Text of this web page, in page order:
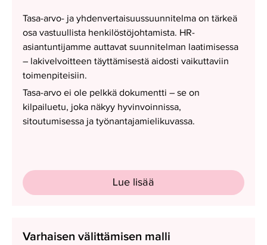
Tasa-arvo- ja yhdenvertaisuus­suunnitelma on tärkeä
osa vastuullista henkilöstöjohtamista. HR-
asiantuntijamme auttavat suunnitelman laatimisessa
– lakivelvoitteen täyttämisestä aidosti vaikuttaviin
toimenpiteisiin.
Tasa-arvo ei ole pelkkä dokumentti – se on
kilpailuetu, joka näkyy hyvinvoinnissa,
sitoutumisessa ja työnantajamielikuvassa.
yhdenvertaisuus­suunitelma
Lue lisää
Varhaisen välittämisen malli
välittämisen